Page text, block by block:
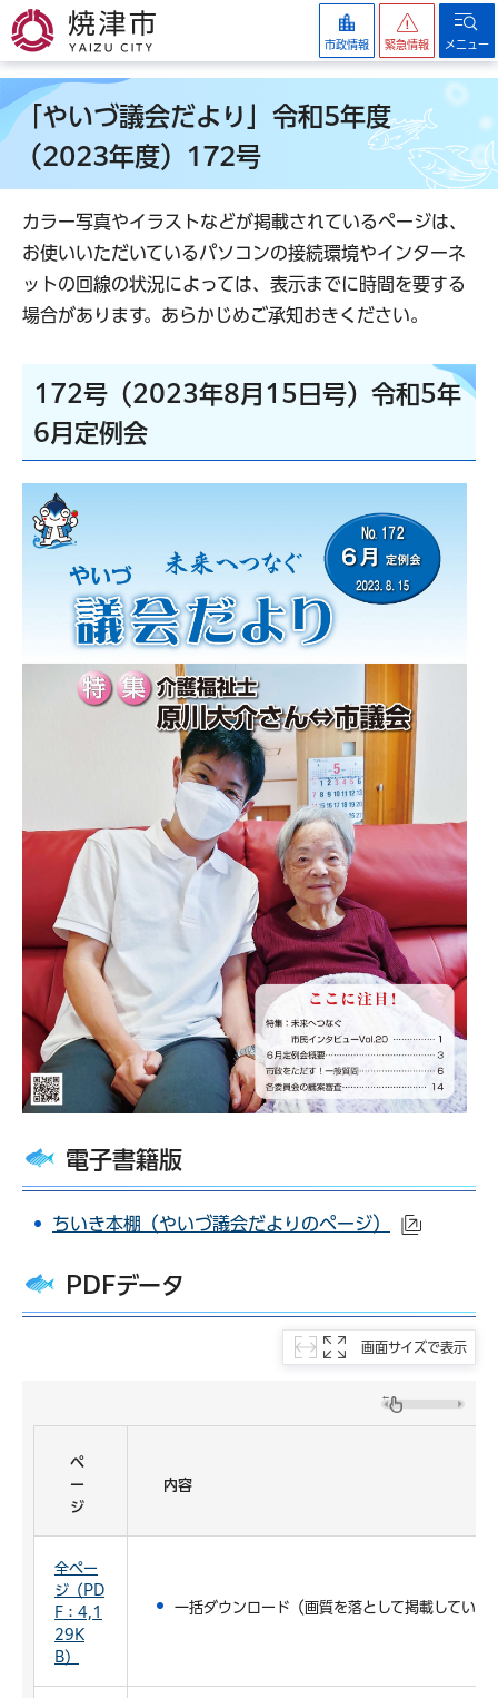
焼津市
市政情報 緊急情報 メニュー
「やいづ議会だより」令和5年度
（2023年度）172号
カラー写真やイラストなどが掲載されているページは、
お使いいただいているパソコンの接続環境やインターネ
ットの回線の状況によっては、表示までに時間を要する
場合があります。あらかじめご承知おきください。
172号（2023年8月15日号）令和5年
6月定例会
電子書籍版
ちいき本棚（やいづ議会だよりのページ）
PDFデータ
画面サイズで表示
ペ
ー
ジ
内容
全ペー
ジ（PD
F：4,1
29K
B）
一括ダウンロード（画質を落として掲載していま